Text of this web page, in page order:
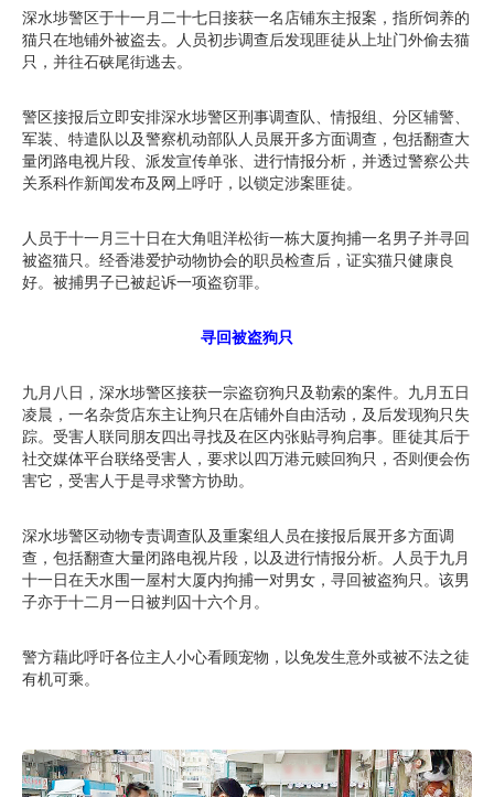
深水埗警区于十一月二十七日接获一名店铺东主报案，指所饲养的
猫只在地铺外被盗去。人员初步调查后发现匪徒从上址门外偷去猫
只，并往石硖尾街逃去。
警区接报后立即安排深水埗警区刑事调查队、情报组、分区辅警、
军装、特遣队以及警察机动部队人员展开多方面调查，包括翻查大
量闭路电视片段、派发宣传单张、进行情报分析，并透过警察公共
关系科作新闻发布及网上呼吁，以锁定涉案匪徒。
人员于十一月三十日在大角咀洋松街一栋大厦拘捕一名男子并寻回
被盗猫只。经香港爱护动物协会的职员检查后，证实猫只健康良
好。被捕男子已被起诉一项盗窃罪。
寻回被盗狗只
九月八日，深水埗警区接获一宗盗窃狗只及勒索的案件。九月五日
凌晨，一名杂货店东主让狗只在店铺外自由活动，及后发现狗只失
踪。受害人联同朋友四出寻找及在区内张贴寻狗启事。匪徒其后于
社交媒体平台联络受害人，要求以四万港元赎回狗只，否则便会伤
害它，受害人于是寻求警方协助。
深水埗警区动物专责调查队及重案组人员在接报后展开多方面调
查，包括翻查大量闭路电视片段，以及进行情报分析。人员于九月
十一日在天水围一屋村大厦内拘捕一对男女，寻回被盗狗只。该男
子亦于十二月一日被判囚十六个月。
警方藉此呼吁各位主人小心看顾宠物，以免发生意外或被不法之徒
有机可乘。